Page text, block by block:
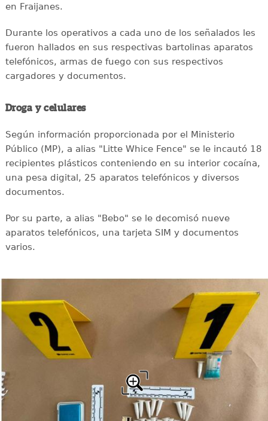
en Fraijanes.
Durante los operativos a cada uno de los señalados les
fueron hallados en sus respectivas bartolinas aparatos
telefónicos, armas de fuego con sus respectivos
cargadores y documentos.
Droga y celulares
Según información proporcionada por el Ministerio
Público (MP), a alias "Litte Whice Fence" se le incautó 18
recipientes plásticos conteniendo en su interior cocaína,
una pesa digital, 25 aparatos telefónicos y diversos
documentos.
Por su parte, a alias "Bebo" se le decomisó nueve
aparatos telefónicos, una tarjeta SIM y documentos
varios.